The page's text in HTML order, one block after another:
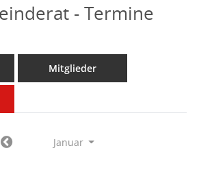
- Termine
Mitglieder
Januar